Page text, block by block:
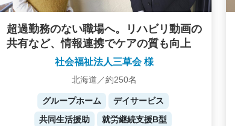
超過勤務のない職場へ。リハビリ動画の
共有など、情報連携でケアの質も向上
社会福祉法人三草会 様
北海道／約250名
グループホーム
デイサービス
共同生活援助
就労継続支援B型